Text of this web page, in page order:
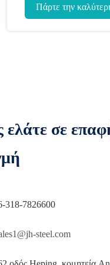
πίνακες κουτιά
την καλύτερη τιμή
σε
318-7826600
steel.com